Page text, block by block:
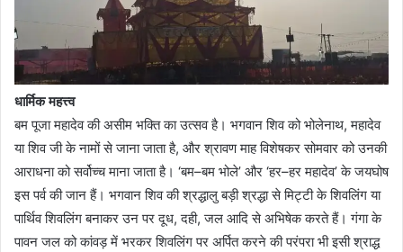
धार्मिक महत्त्व
बम पूजा महादेव की असीम भक्ति का उत्सव है। भगवान शिव को भोलेनाथ, महादेव
या शिव जी के नामों से जाना जाता है, और श्रावण माह विशेषकर सोमवार को उनकी
आराधना को सर्वोच्च माना जाता है। ‘बम–बम भोले’ और ‘हर–हर महादेव’ के जयघोष
इस पर्व की जान हैं। भगवान शिव की श्रद्धालु बड़ी श्रद्धा से मिट्टी के शिवलिंग या
पार्थिव शिवलिंग बनाकर उन पर दूध, दही, जल आदि से अभिषेक करते हैं। गंगा के
पावन जल को कांवड़ में भरकर शिवलिंग पर अर्पित करने की परंपरा भी इसी श्राद्ध